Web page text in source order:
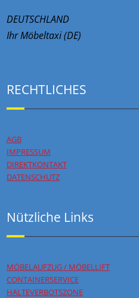
DEUTSCHLAND
Ihr Möbeltaxi (DE)
RECHTLICHES
AGB
IMPRESSUM
DIREKTKONTAKT
DATENSCHUTZ
Nützliche Links
MÖBELAUFZUG / MÖBELLIFT
CONTAINERSERVICE
HALTEVERBOTSZONE